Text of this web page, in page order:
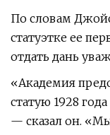
По словам
статуэтке ее
отдать дань
«Академия
статую 1928
— сказал он.